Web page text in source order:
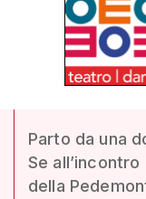
Parto da una
Se
della